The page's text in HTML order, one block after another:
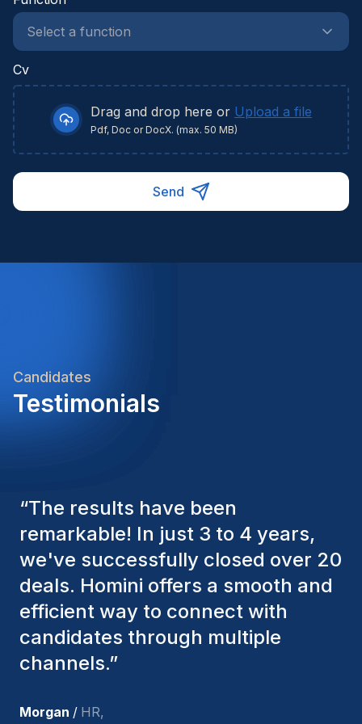
Cv
Drag and drop here or Upload a file
Pdf, Doc or DocX. (max. 50 MB)
Send
Candidates
Testimonials
“The Homini consultants have
consistently considered various
factors to ensure they present the
best candidates. The individuals
we've hired are still with us, and
I’m truly pleased with the new
team members.
Joakin / Deputy-AMLCO